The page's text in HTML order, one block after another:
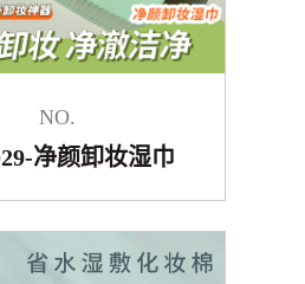
NO.
净颜卸妆湿巾